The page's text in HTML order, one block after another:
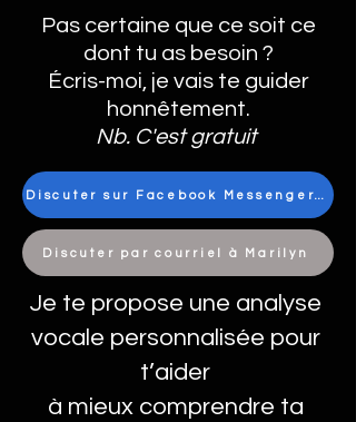
Pas certaine que ce soit ce
dont tu as besoin ?
Écris-moi, je vais te guider
honnêtement.
Nb. C'est gratuit
Discuter sur Facebook Messenger avec Marilyn
Discuter par courriel à Marilyn
Je te propose une analyse
vocale personnalisée pour
t’aider
à mieux comprendre ta